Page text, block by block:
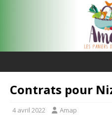
Contrats pour
4 avril 2022 Amap